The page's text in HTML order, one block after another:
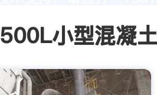
500L小型混凝